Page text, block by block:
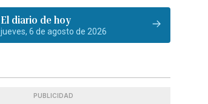
El diario de hoy
jueves, 6 de agosto de 2026
PUBLICIDAD